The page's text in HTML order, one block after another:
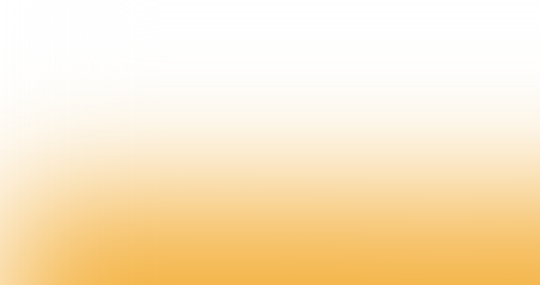
K80 MAAKT ZICH